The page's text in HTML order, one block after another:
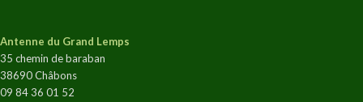
Antenne du Grand Lemps
35 chemin de baraban
38690 Châbons
09 84 36 01 52